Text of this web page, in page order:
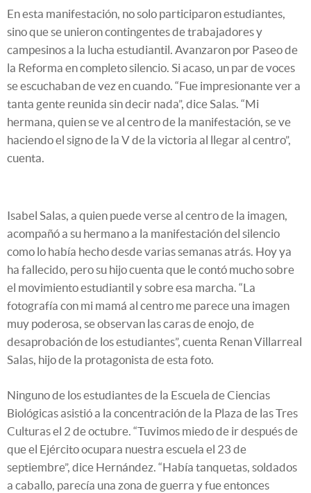
En esta manifestación, no solo participaron estudiantes,
sino que se unieron contingentes de trabajadores y
campesinos a la lucha estudiantil. Avanzaron por Paseo de
la Reforma en completo silencio. Si acaso, un par de voces
se escuchaban de vez en cuando. “Fue impresionante ver a
tanta gente reunida sin decir nada”, dice Salas. “Mi
hermana, quien se ve al centro de la manifestación, se ve
haciendo el signo de la V de la victoria al llegar al centro”,
cuenta.
Isabel Salas, a quien puede verse al centro de la imagen,
acompañó a su hermano a la manifestación del silencio
como lo había hecho desde varias semanas atrás. Hoy ya
ha fallecido, pero su hijo cuenta que le contó mucho sobre
el movimiento estudiantil y sobre esa marcha. “La
fotografía con mi mamá al centro me parece una imagen
muy poderosa, se observan las caras de enojo, de
desaprobación de los estudiantes”, cuenta Renan Villarreal
Salas, hijo de la protagonista de esta foto.
Ninguno de los estudiantes de la Escuela de Ciencias
Biológicas asistió a la concentración de la Plaza de las Tres
Culturas el 2 de octubre. “Tuvimos miedo de ir después de
que el Ejército ocupara nuestra escuela el 23 de
septiembre”, dice Hernández. “Había tanquetas, soldados
a caballo, parecía una zona de guerra y fue entonces